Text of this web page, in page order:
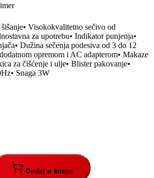
Visokokvalitetno sečivo od
za upotrebu• Indikator punjenja•
Dužina sečenja podesiva od 3 do 12
opremom i AC adapterom• Makaze
za čišćenje i ulje• Blister pakovanje•
Snaga 3W
Dodaj u korpu